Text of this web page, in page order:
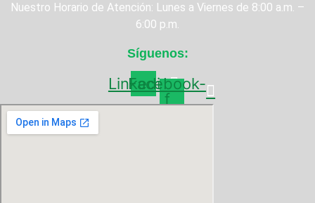
Nuestro Horario de Atención: Lunes a Viernes de 8:00 a.m. –
6:00 p.m.
Síguenos:
Linkedin
Facebook-
f